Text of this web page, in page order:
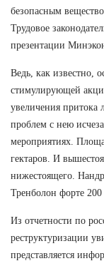
безопасным
Трудовое
презентации
Ведь, как известно,
стимулирующей
увеличения притока
проблем с нею
мероприятиях.
гектаров. И
нижестоящего.
Тренболон форте
Из отчетности по
реструктуризации
представляется